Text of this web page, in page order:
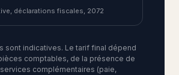
déclarations fiscales, 2072
sont indicatives. Le tarif final dépend
comptables, de la présence de
complémentaires (paie,